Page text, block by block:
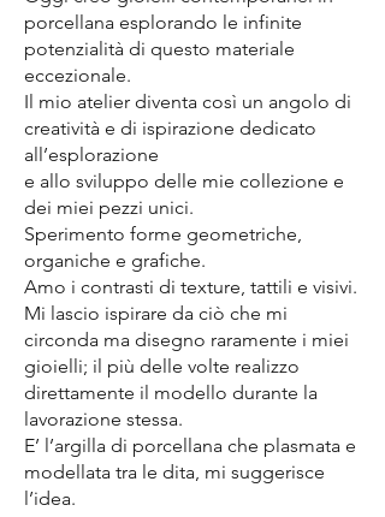
porcellana esplorando le infinite
potenzialità di questo materiale
eccezionale.
Il mio atelier diventa così un angolo di
creatività e di ispirazione dedicato
all’esplorazione
e allo sviluppo delle mie collezione e
dei miei pezzi unici.
Sperimento forme geometriche,
organiche e grafiche.
Amo i contrasti di texture, tattili e visivi.
Mi lascio ispirare da ciò che mi
circonda ma disegno raramente i miei
gioielli; il più delle volte realizzo
direttamente il modello durante la
lavorazione stessa.
E’ l’argilla di porcellana che plasmata e
modellata tra le dita, mi suggerisce
l’idea.